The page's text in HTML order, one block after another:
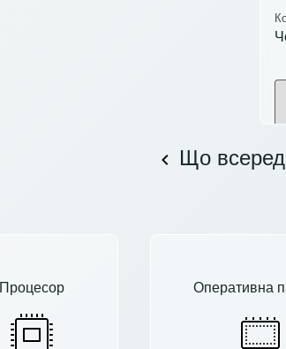
Що
Процесор Оперативна